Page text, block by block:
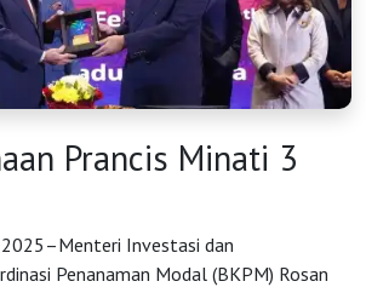
Prancis Minati 3
Investasi dan
Penanaman Modal (BKPM) Rosan